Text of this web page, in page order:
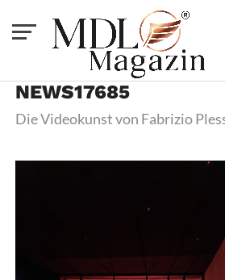
NEWS17685
Die Videokunst von Fabrizio